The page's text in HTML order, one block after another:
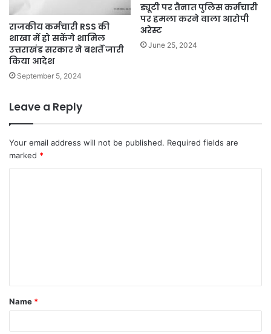
राजकीय कर्मचारी RSS की
शाखा में हो सकेंगे शामिल
उत्तराखंड सरकार ने बशर्ते जारी
किया आदेश
September 5, 2024
ड्यूटी पर तैनात पुलिस कर्मचारी
पर हमला करने वाला आरोपी
अरेस्ट
June 25, 2024
Leave a Reply
Your email address will not be published. Required fields are
marked *
t
*
Name *